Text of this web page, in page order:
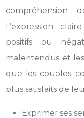
compréhension
L’expression
positifs ou
malentendus et
que les couples
plus satisfaits de
Exprimer ses